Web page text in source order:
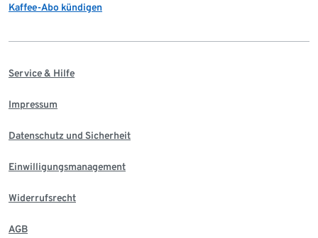
Kaffee-Abo kündigen
Service & Hilfe
Impressum
Datenschutz und Sicherheit
Einwilligungsmanagement
Widerrufsrecht
AGB